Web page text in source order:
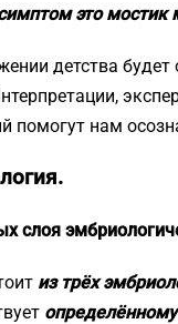
это мостик
детства
помогут нам
слоя
из трёх